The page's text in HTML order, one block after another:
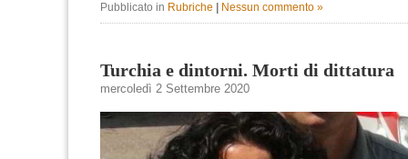
Pubblicato in Rubriche Nessun commento »
Turchia e dintorni. Morti di dittatura
mercoledì 2 Settembre 2020